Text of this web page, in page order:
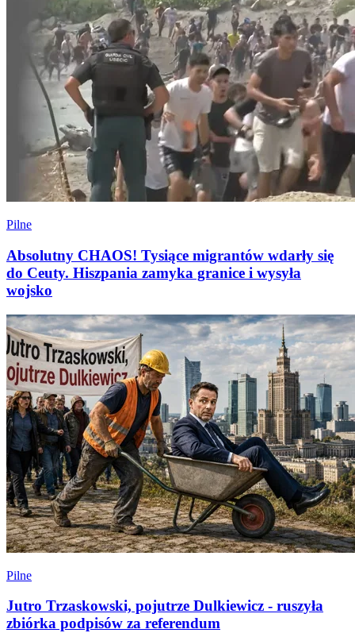
Pilne
Absolutny CHAOS! Tysiące migrantów wdarły się
do Ceuty. Hiszpania zamyka granice i wysyła
wojsko
Pilne
Jutro Trzaskowski, pojutrze Dulkiewicz - ruszyła
zbiórka podpisów za referendum